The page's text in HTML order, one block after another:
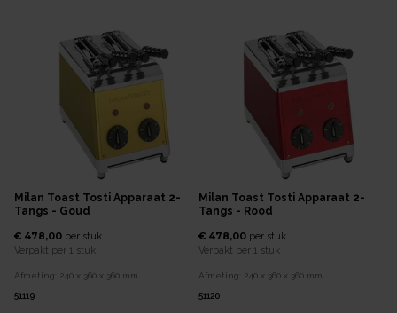
Milan Toast Tosti Apparaat 2-
Tangs - Goud
€ 478,00 per stuk
Verpakt per 1 stuk
Afmeting: 240 x 360 x 360 mm
51119
Milan Toast Tosti Apparaat 2-
Tangs - Rood
€ 478,00 per stuk
Verpakt per 1 stuk
Afmeting: 240 x 360 x 360 mm
51120